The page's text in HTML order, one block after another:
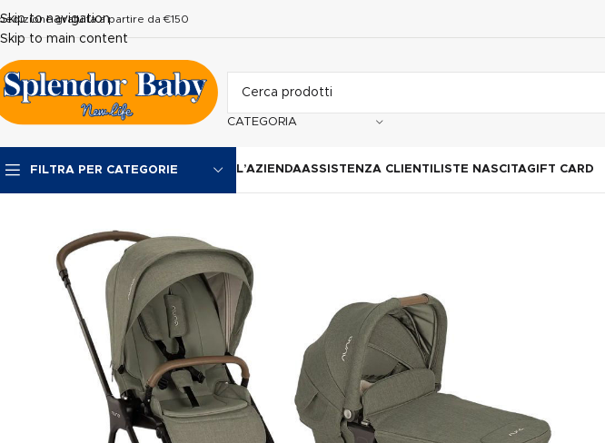
Skip to navigation
Skip to main content
gratuita a partire da €150
CATEGORIA
FILTRA PER CATEGORIE L’AZIENDAASSISTENZA CLIENTI LISTE NASCITAGIFT CARD